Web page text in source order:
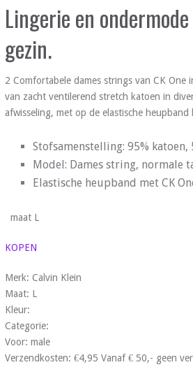
Lingerie en
gezin.
2 Comfortabele dames strings van CK One
van zacht ventilerend stretch katoen in
afwisseling, met op de elastische heupband
Stofsamenstelling: 95% katoen,
Model: Dames string, normale
Elastische heupband met CK
maat L
KOPEN
Merk: Calvin Klein
Maat: L
Kleur:
Categorie:
Voor: male
Verzendkosten: €4,95 Vanaf € 50,- geen